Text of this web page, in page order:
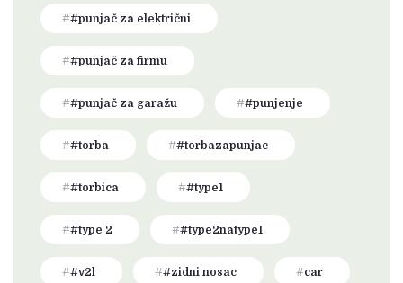
#punjač za električni
#punjač za firmu
#punjač za garažu #punjenje
#torba #torbazapunjac
#torbica #type1
#type 2 #type2natype1
#v2l #zidni nosac car